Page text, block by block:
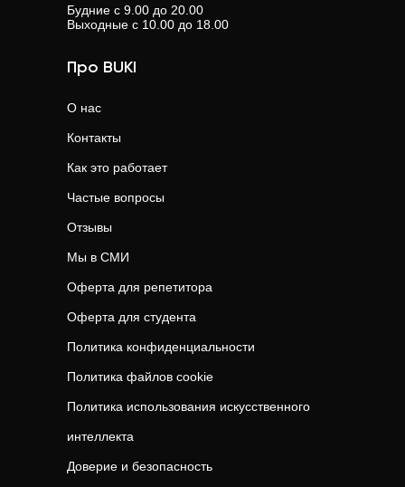
Будние с 9.00 до 20.00
Выходные с 10.00 до 18.00
Про BUKI
О нас
Контакты
Как это работает
Частые вопросы
Отзывы
Мы в СМИ
Оферта для репетитора
Оферта для студента
Политика конфиденциальности
Политика файлов cookie
Политика использования искусственного
интеллекта
Доверие и безопасность